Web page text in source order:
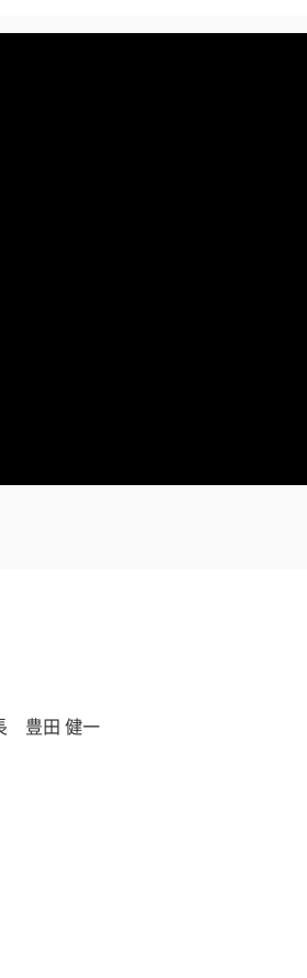
豊田 健一